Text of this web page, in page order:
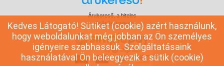
Árukereső, a hiteles
vásárlási kalauz
Kedves Látogató! Sütiket (cookie) azért használunk,
hogy weboldalunkat még jobban az Ön személyes
igényeire szabhassuk. Szolgáltatásaink
használatával Ön beleegyezik a sütik (cookie)